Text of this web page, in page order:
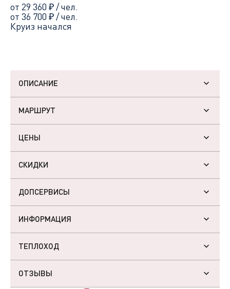
от 29 360 ₽/ чел.
от 36 700 ₽/ чел.
Круиз начался
ОПИСАНИЕ
МАРШРУТ
ЦЕНЫ
СКИДКИ
ДОПСЕРВИСЫ
ИНФОРМАЦИЯ
ТЕПЛОХОД
ОТЗЫВЫ